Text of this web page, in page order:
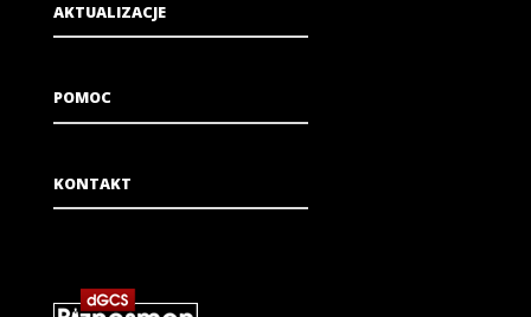
AKTUALIZACJE
POMOC
KONTAKT